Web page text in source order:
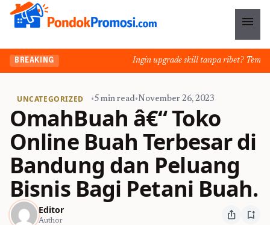
menu
BREAKING Ingin upgrade skill tanpa ribet? Temukan
UNCATEGORIZED •5 min read•November 26, 2023
OmahBuah â€“ Toko
Online Buah Terbesar di
Bandung dan Peluang
Bisnis Bagi Petani Buah.
Editor
Author ios_share bookmark_add